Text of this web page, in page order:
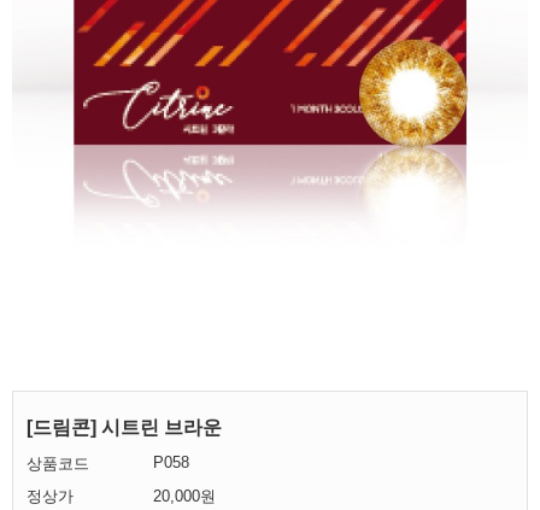
[드림콘] 시트린 브라운
상품코드
P058
정상가
20,000원